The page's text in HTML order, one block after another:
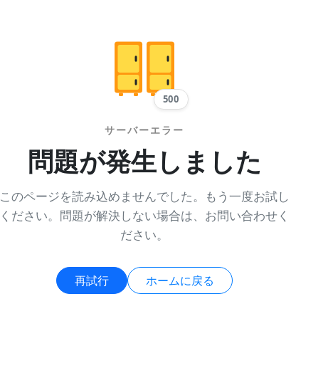
500
サーバーエラー
問題が発生しました
このページを読み込めませんでした。もう一度お試し
ください。問題が解決しない場合は、お問い合わせく
ださい。
再試行 ホームに戻る